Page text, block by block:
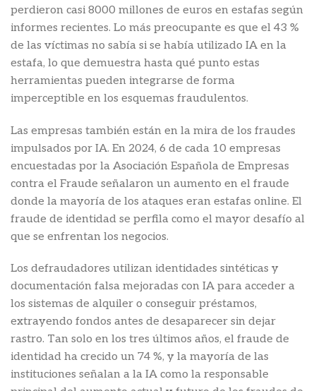
perdieron casi 8000 millones de euros en estafas según
informes recientes. Lo más preocupante es que el 43 %
de las víctimas no sabía si se había utilizado IA en la
estafa, lo que demuestra hasta qué punto estas
herramientas pueden integrarse de forma
imperceptible en los esquemas fraudulentos.
Las empresas también están en la mira de los fraudes
impulsados por IA. En 2024, 6 de cada 10 empresas
encuestadas por la Asociación Española de Empresas
contra el Fraude señalaron un aumento en el fraude
donde la mayoría de los ataques eran estafas online. El
fraude de identidad se perfila como el mayor desafío al
que se enfrentan los negocios.
Los defraudadores utilizan identidades sintéticas y
documentación falsa mejoradas con IA para acceder a
los sistemas de alquiler o conseguir préstamos,
extrayendo fondos antes de desaparecer sin dejar
rastro. Tan solo en los tres últimos años, el fraude de
identidad ha crecido un 74 %, y la mayoría de las
instituciones señalan a la IA como la responsable